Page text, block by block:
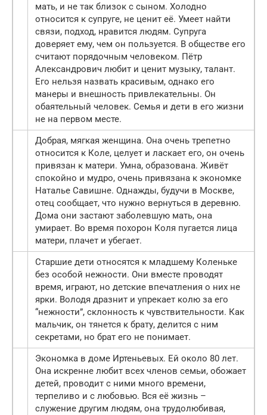
мать, и не так близок с сыном. Холодно
относится к супруге, не ценит её. Умеет найти
связи, подход, нравится людям. Супруга
доверяет ему, чем он пользуется. В обществе его
считают порядочным человеком. Пётр
Александрович любит и ценит музыку, талант.
Его нельзя назвать красивым, однако его
манеры и внешность привлекательны. Он
обаятельный человек. Семья и дети в его жизни
не на первом месте.
Добрая, мягкая женщина. Она очень трепетно
относится к Коле, целует и ласкает его, он очень
привязан к матери. Умна, образована. Живёт
спокойно и мудро, очень привязана к экономке
Наталье Савишне. Однажды, будучи в Москве,
отец сообщает, что нужно вернуться в деревню.
Дома они застают заболевшую мать, она
умирает. Во время похорон Коля пугается лица
матери, плачет и убегает.
Старшие дети относятся к младшему Коленьке
без особой нежности. Они вместе проводят
время, играют, но детские впечатления о них не
ярки. Володя дразнит и упрекает колю за его
“нежности”, склонность к чувствительности. Как
мальчик, он тянется к брату, делится с ним
секретами, но брат его не понимает.
Экономка в доме Иртеньевых. Ей около 80 лет.
Она искренне любит всех членов семьи, обожает
детей, проводит с ними много времени,
терпеливо и с любовью. Вся её жизнь –
служение другим людям, она трудолюбивая,